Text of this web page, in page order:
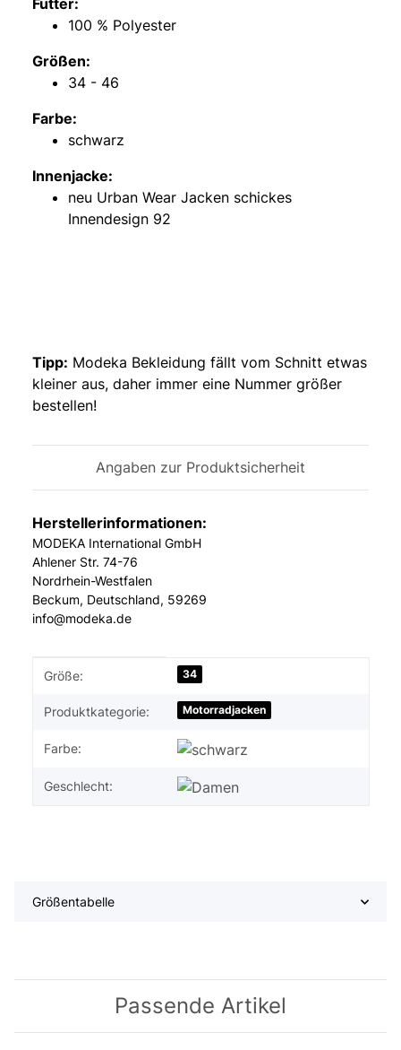
Futter:
100 % Polyester
Größen:
34 - 46
Farbe:
schwarz
Innenjacke:
neu Urban Wear Jacken schickes
Innendesign 92
Tipp: Modeka Bekleidung fällt vom Schnitt etwas
kleiner aus, daher immer eine Nummer größer
bestellen!
Angaben zur Produktsicherheit
Herstellerinformationen:
MODEKA International GmbH
Ahlener Str. 74-76
Nordrhein-Westfalen
Beckum, Deutschland, 59269
info@modeka.de
Produkteigenschaft
Wert
Größe: 34
Produktkategorie: Motorradjacken
Farbe:
Geschlecht:
Größentabelle
Passende Artikel